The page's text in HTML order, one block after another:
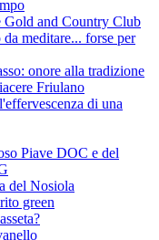
Gold and Country Club
meditare... forse per
onore alla tradizione
Friulano
di una
Piave DOC e del
del Nosiola
green